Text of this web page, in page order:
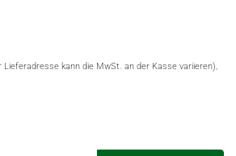
Lieferadresse kann die MwSt. an der Kasse variieren),